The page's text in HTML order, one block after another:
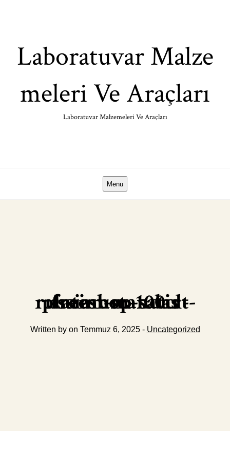
Laboratuvar Malze
meleri Ve Araçları
Laboratuvar Malzemeleri Ve Araçları
Menu
russian-standart-platinum-100cl-freeshop-satis
Written by on Temmuz 6, 2025 - Uncategorized